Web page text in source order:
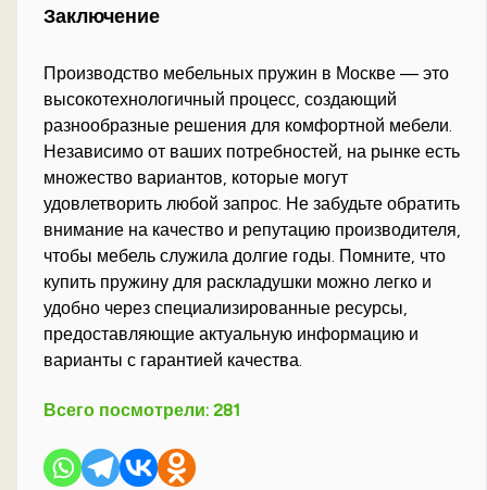
Заключение
Производство мебельных пружин в Москве — это
высокотехнологичный процесс, создающий
разнообразные решения для комфортной мебели.
Независимо от ваших потребностей, на рынке есть
множество вариантов, которые могут
удовлетворить любой запрос. Не забудьте обратить
внимание на качество и репутацию производителя,
чтобы мебель служила долгие годы. Помните, что
купить пружину для раскладушки можно легко и
удобно через специализированные ресурсы,
предоставляющие актуальную информацию и
варианты с гарантией качества.
Всего посмотрели: 281